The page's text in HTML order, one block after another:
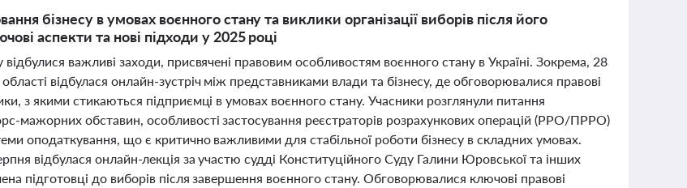
бізнесу в умовах воєнного стану та виклики організації виборів після його
аспекти та нові підходи у 2025 році
відбулися важливі заходи, присвячені правовим особливостям воєнного стану в Україні. Зокрема, 28
відбулася онлайн-зустріч між представниками влади та бізнесу, де обговорювалися правові
з якими стикаються підприємці в умовах воєнного стану. Учасники розглянули питання
мажорних обставин, особливості застосування реєстраторів розрахункових операцій (РРО/ПРРО)
оподаткування, що є критично важливими для стабільної роботи бізнесу в складних умовах.
відбулася онлайн-лекція за участю судді Конституційного Суду Галини Юровської та інших
підготовці до виборів після завершення воєнного стану. Обговорювалися ключові правові